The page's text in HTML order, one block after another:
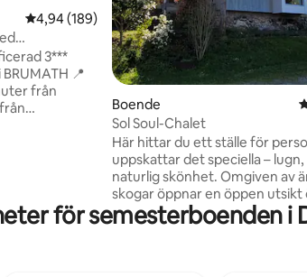
4,94 av 5 i genomsnittligt betyg, 189
4,94 (189)
3***
📍
butiker
apotek...)
Boende
Sol Soul-Chalet
Här hittar du ett ställe för
uppskattar det speciella –
naturlig skönhet. Omgiven av
skogar öppnar en öppen utsikt
Schwarzwaldens höjder – ett
som berör. Den moderna
för semesterboenden i